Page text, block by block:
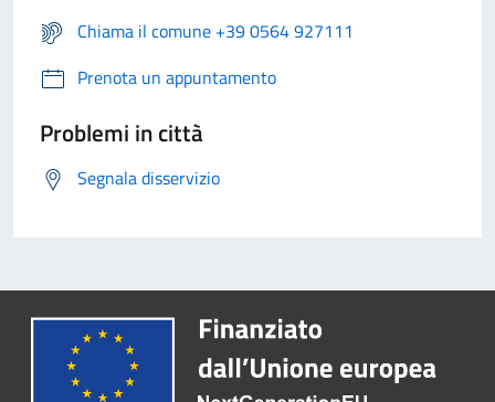
Chiama il comune +39 0564 927111
Prenota un appuntamento
Problemi in città
Segnala disservizio